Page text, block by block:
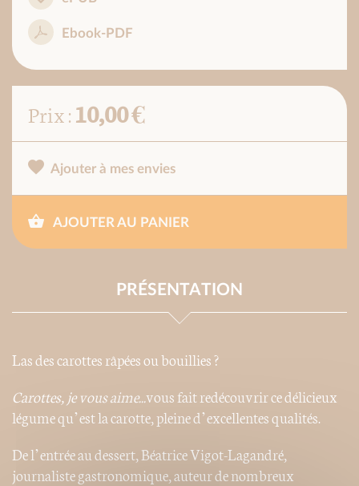
Ebook-PDF
Prix :10,00 €
Ajouter à mes envies
AJOUTER AU PANIER
PRÉSENTATION
Las des carottes râpées ou bouillies ?
Carottes, je vousaime...vous fait redécouvrir ce délicieux
légume qu’est la carotte, pleine d’excellentes qualités.
De l’entrée au dessert, Béatrice Vigot-Lagandré,
journaliste gastronomique, auteur de nombreux